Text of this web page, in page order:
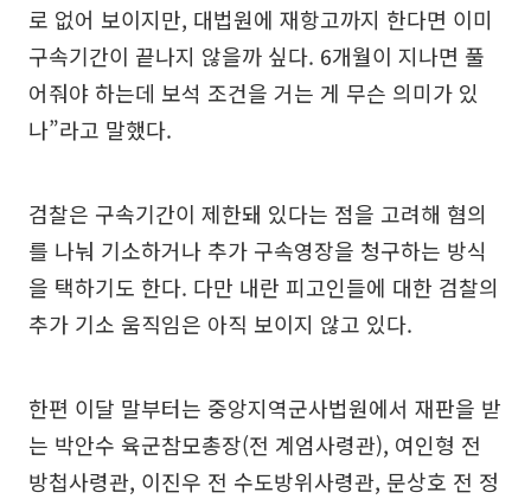
로 없어 보이지만, 대법원에 재항고까지 한다면 이미
구속기간이 끝나지 않을까 싶다. 6개월이 지나면 풀
어줘야 하는데 보석 조건을 거는 게 무슨 의미가 있
나”라고 말했다.
검찰은 구속기간이 제한돼 있다는 점을 고려해 혐의
를 나눠 기소하거나 추가 구속영장을 청구하는 방식
을 택하기도 한다. 다만 내란 피고인들에 대한 검찰의
추가 기소 움직임은 아직 보이지 않고 있다.
한편 이달 말부터는 중앙지역군사법원에서 재판을 받
는 박안수 육군참모총장(전 계엄사령관), 여인형 전
방첩사령관, 이진우 전 수도방위사령관, 문상호 전 정